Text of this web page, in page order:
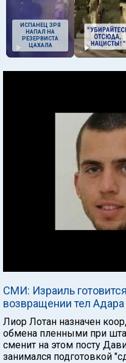
ИСПАНЕЦ ЗРЯ
НАПАЛ НА
РЕЗЕРВИСТА
ЦАХАЛА
СМИ: Израиль
возвращении тел
Лиор Лотан назначен
обмена пленными при
сменит на этом посту
занимался подготовкой